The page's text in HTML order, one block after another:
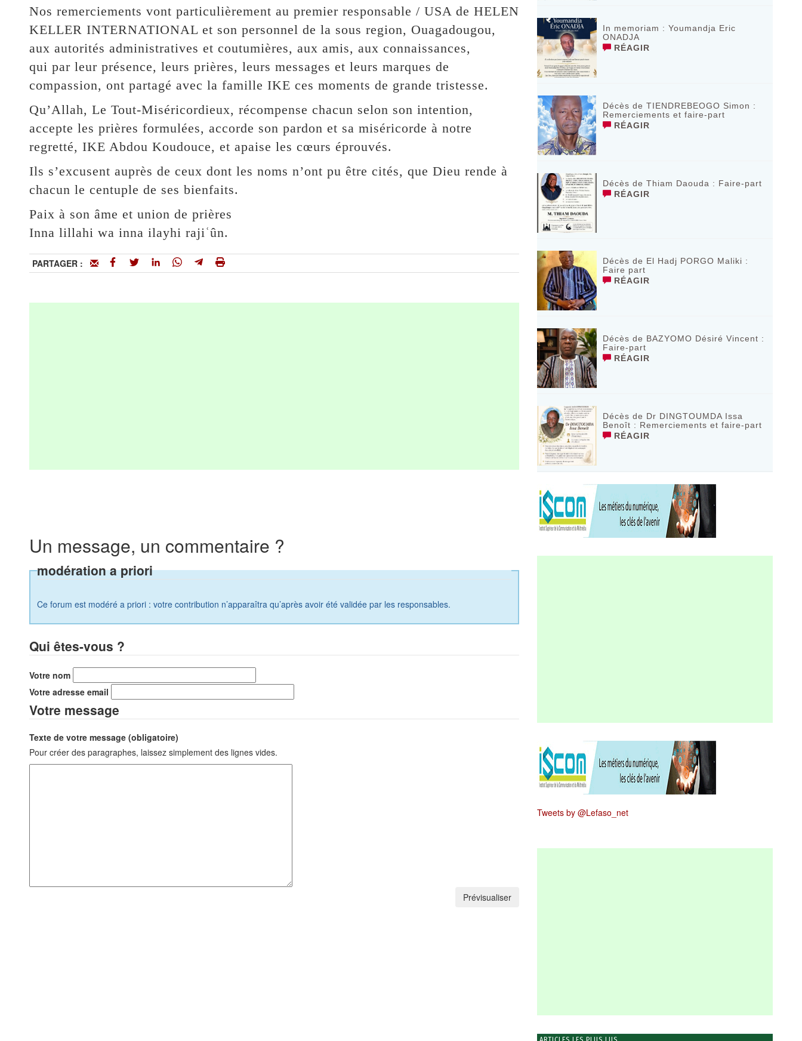
Nos remerciements vont particulièrement au premier responsable / USA de HELEN
KELLER INTERNATIONAL et son personnel de la sous region, Ouagadougou,
aux autorités administratives et coutumières, aux amis, aux connaissances,
qui par leur présence, leurs prières, leurs messages et leurs marques de
compassion, ont partagé avec la famille IKE ces moments de grande tristesse.
Qu’Allah, Le Tout-Miséricordieux, récompense chacun selon son intention,
accepte les prières formulées, accorde son pardon et sa miséricorde à notre
regretté, IKE Abdou Koudouce, et apaise les cœurs éprouvés.
Ils s’excusent auprès de ceux dont les noms n’ont pu être cités, que Dieu rende à
chacun le centuple de ses bienfaits.
Paix à son âme et union de prières
Inna lillahi wa inna ilayhi rajiʿûn.
PARTAGER :
Un message, un commentaire ?
modération a priori
Ce forum est modéré a priori : votre contribution n’apparaîtra qu’après avoir été validée par les responsables.
Qui êtes-vous ?
Votre nom
Votre adresse email
Votre message
Texte de votre message (obligatoire)
Pour créer des paragraphes, laissez simplement des lignes vides.
In memoriam : Youmandja Eric
ONADJA
RÉAGIR
Décès de TIENDREBEOGO Simon :
Remerciements et faire-part
RÉAGIR
Décès de Thiam Daouda : Faire-part
RÉAGIR
Décès de El Hadj PORGO Maliki :
Faire part
RÉAGIR
Décès de BAZYOMO Désiré Vincent :
Faire-part
RÉAGIR
Décès de Dr DINGTOUMDA Issa
Benoît : Remerciements et faire-part
RÉAGIR
Tweets by @Lefaso_net